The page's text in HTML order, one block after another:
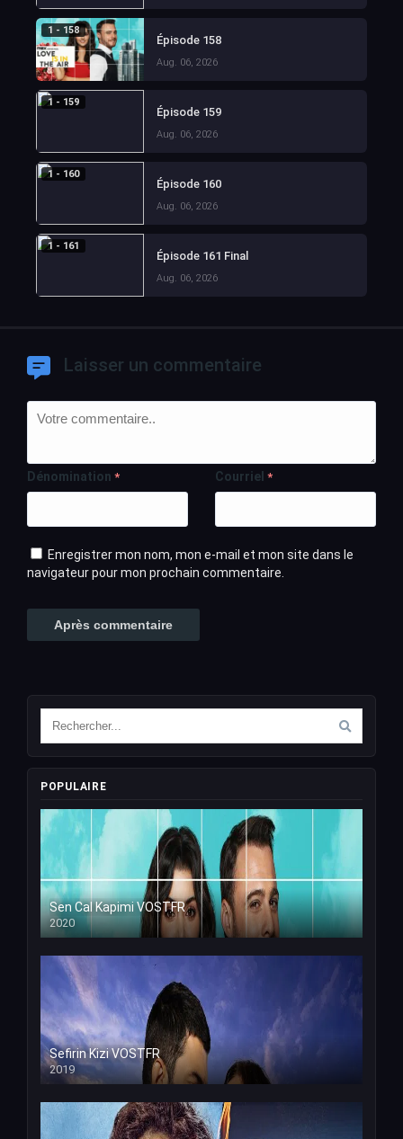
1 - 158
Épisode 158
Aug. 06, 2026
1 - 159
Épisode 159
Aug. 06, 2026
1 - 160
Épisode 160
Aug. 06, 2026
1 - 161
Épisode 161 Final
Aug. 06, 2026
Laisser un commentaire
Dénomination * Courriel *
Enregistrer mon nom, mon e-mail et mon site dans le
navigateur pour mon prochain commentaire.
POPULAIRE
Sen Cal Kapimi VOSTFR
2020
Sefirin Kizi VOSTFR
2019